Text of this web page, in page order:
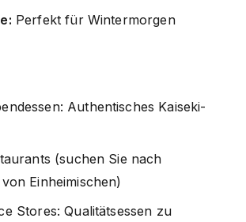
Perfekt für Wintermorgen
Authentisches Kaiseki-
(suchen Sie nach
Einheimischen)
Stores: Qualitätsessen zu